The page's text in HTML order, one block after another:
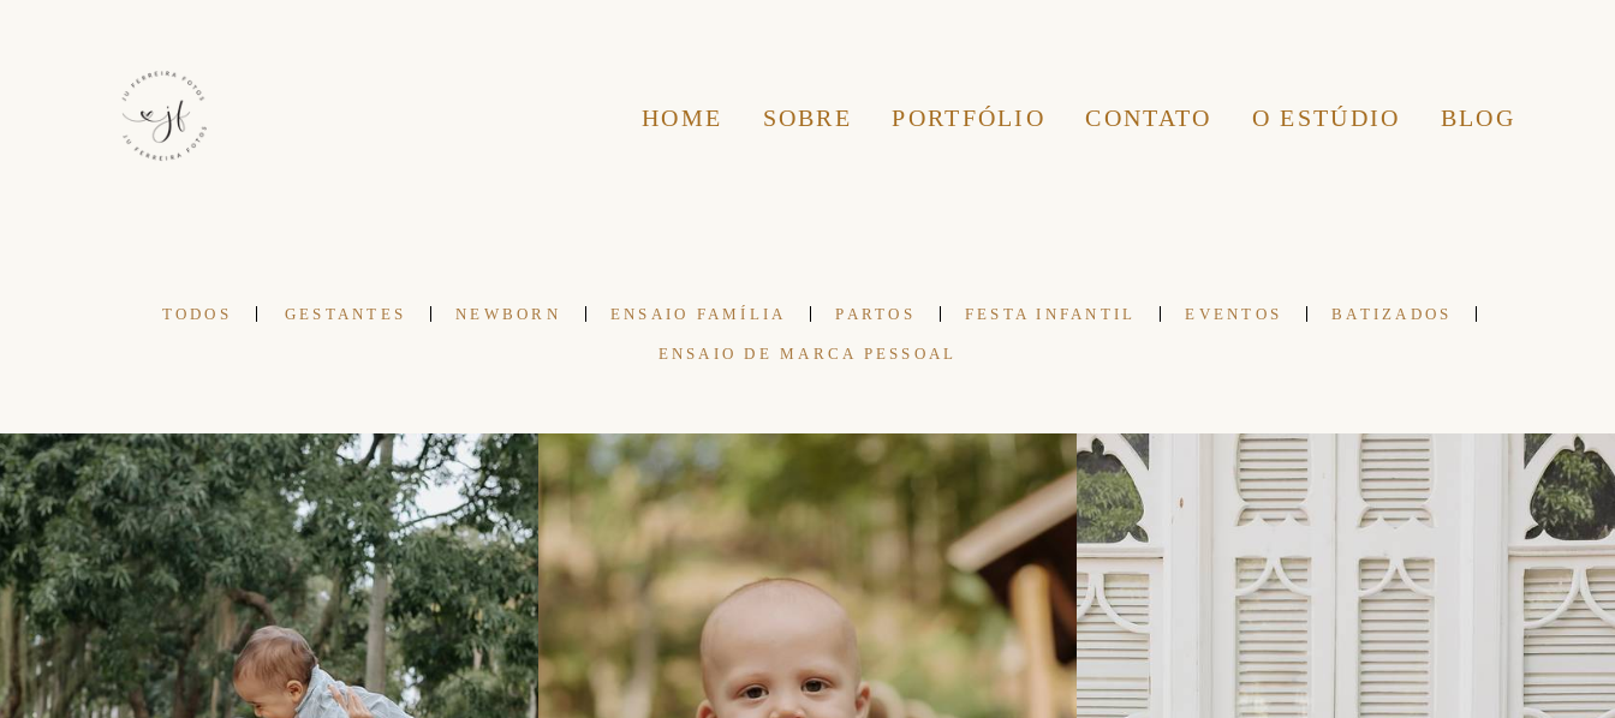
HOME SOBRE PORTFÓLIO CONTATO O ESTÚDIO BLOG
TODOS GESTANTES NEWBORN ENSAIO FAMÍLIA PARTOS FESTA INFANTIL EVENTOS BATIZADOS
ENSAIO DE MARCA PESSOAL